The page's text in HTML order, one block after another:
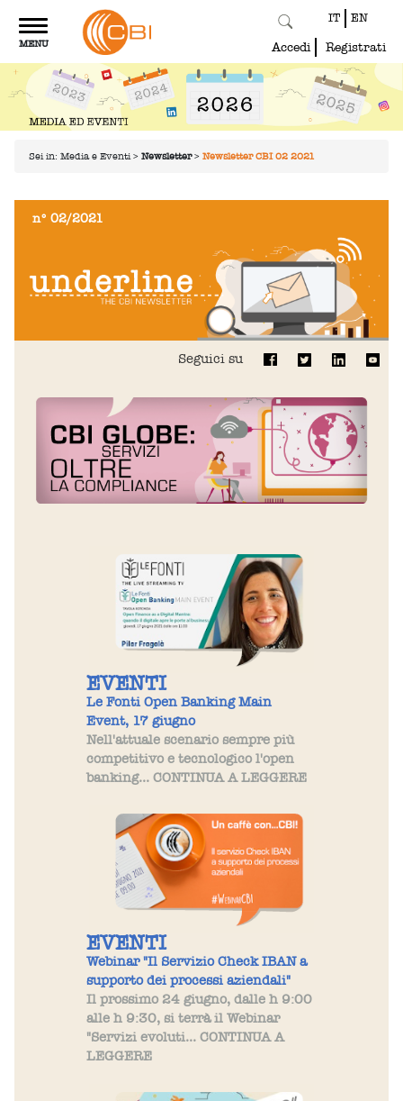
Toggle
navigation
MENU
IT EN
Accedi Registrati
Sei in: Media e Eventi > Newsletter > Newsletter CBI 02 2021
n° 02/2021
Seguici su
EVENTI
Le Fonti Open Banking Main
Event, 17 giugno
Nell'attuale scenario sempre più
competitivo e tecnologico l'open
banking... CONTINUA A LEGGERE
EVENTI
Webinar "Il Servizio Check IBAN a
supporto dei processi aziendali"
Il prossimo 24 giugno, dalle h 9:00
alle h 9:30, si terrà il Webinar
"Servizi evoluti... CONTINUA A
LEGGERE